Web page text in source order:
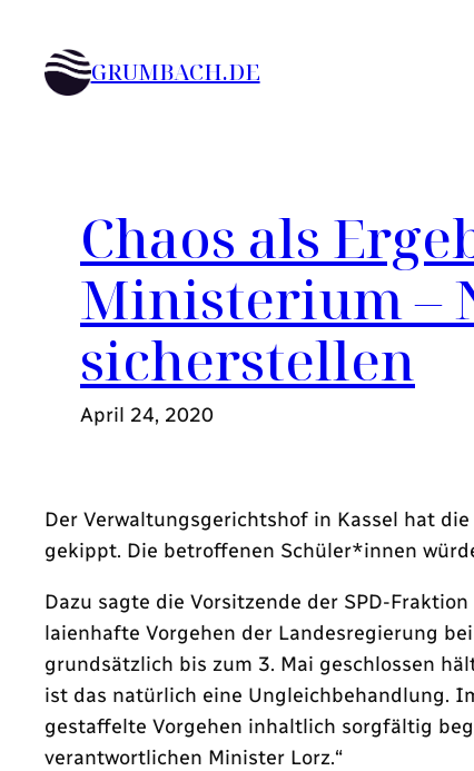
Inhalt
springenGRUMBACH.DE
Chaos als
Ministerium –
sicherstellen
April 24, 2020
Der Verwaltungsgerichtshof in Kassel hat
gekippt. Die betroffenen Schüler*innen
Dazu sagte die Vorsitzende der SPD-
laienhafte Vorgehen der Landesregierung
grundsätzlich bis zum 3. Mai geschlossen
ist das natürlich eine Ungleichbehandlung.
gestaffelte Vorgehen inhaltlich sorgfältig
verantwortlichen Minister Lorz.“